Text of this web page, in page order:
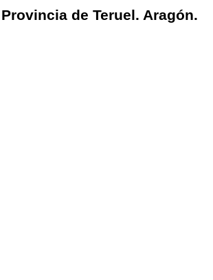
de Teruel. Aragón.